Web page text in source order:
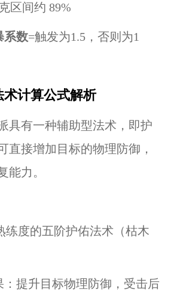
区间约 89%
系数=触发为1.5，否则为1
计算公式解析
有一种辅助型法术，即护
直接增加目标的物理防御，
能力。
度的五阶护佑法术（枯木
：提升目标物理防御，受击后